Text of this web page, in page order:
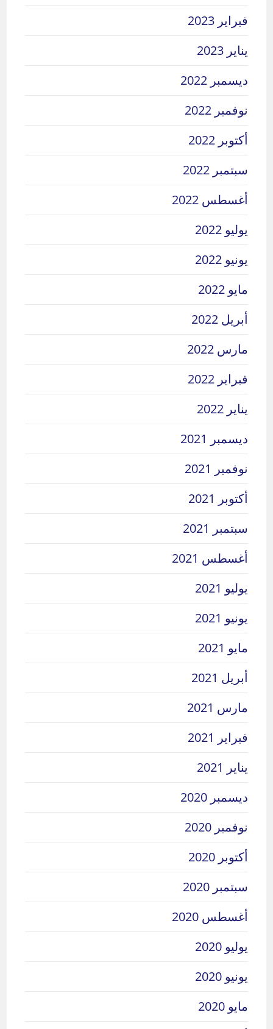
فبراير 2023
يناير 2023
ديسمبر 2022
نوفمبر 2022
أكتوبر 2022
سبتمبر 2022
أغسطس 2022
يوليو 2022
يونيو 2022
مايو 2022
أبريل 2022
مارس 2022
فبراير 2022
يناير 2022
ديسمبر 2021
نوفمبر 2021
أكتوبر 2021
سبتمبر 2021
أغسطس 2021
يوليو 2021
يونيو 2021
مايو 2021
أبريل 2021
مارس 2021
فبراير 2021
يناير 2021
ديسمبر 2020
نوفمبر 2020
أكتوبر 2020
سبتمبر 2020
أغسطس 2020
يوليو 2020
يونيو 2020
مايو 2020